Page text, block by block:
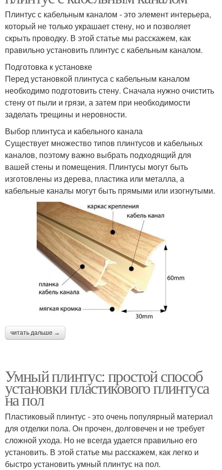
Плинтус с кабельным каналом - это элемент интерьера,
который не только украшает стену, но и позволяет
скрыть проводку. В этой статье мы расскажем, как
правильно установить плинтус с кабельным каналом.
Подготовка к установке
Перед установкой плинтуса с кабельным каналом
необходимо подготовить стену. Сначала нужно очистить
стену от пыли и грязи, а затем при необходимости
заделать трещины и неровности.
Выбор плинтуса и кабельного канала
Существует множество типов плинтусов и кабельных
каналов, поэтому важно выбрать подходящий для
вашей стены и помещения. Плинтусы могут быть
изготовлены из дерева, пластика или металла, а
кабельные каналы могут быть прямыми или изогнутыми.
читать дальше →
Умный плинтус: простой способ
установки пластикового плинтуса
на пол
Пластиковый плинтус - это очень популярный материал
для отделки пола. Он прочен, долговечен и не требует
сложной ухода. Но не всегда удается правильно его
установить. В этой статье мы расскажем, как легко и
быстро установить умный плинтус на пол.